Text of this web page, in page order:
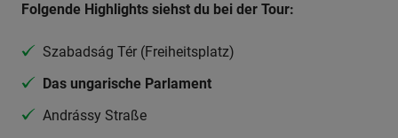
Folgende Highlights siehst du bei der Tour:
Szabadság Tér (Freiheitsplatz)
Das ungarische Parlament
Andrássy Straße